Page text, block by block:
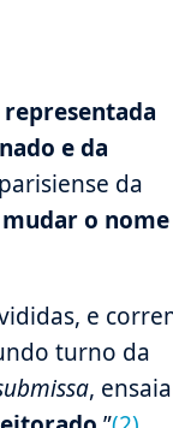
e da
da
o nome
e
turno da
, ensaia